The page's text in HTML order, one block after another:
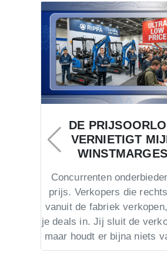
DE
VERNIETIGT
WINSTMARGES
Concurrenten
prijs. Verkopers die
vanuit de fabriek
je deals in. Jij sluit de
maar houdt er bijna niets